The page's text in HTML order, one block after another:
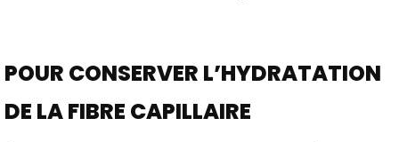
POUR CONSERVER L’HYDRATATION
DE LA FIBRE CAPILLAIRE